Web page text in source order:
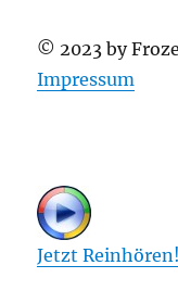
© 2023 by
Impressum
Jetzt Reinhören!